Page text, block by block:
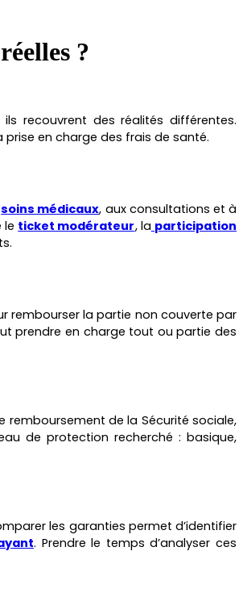
?
recouvrent des réalités différentes.
en charge des frais de santé.
soins médicaux, aux consultations et à
le ticket modérateur, la participation
rembourser la partie non couverte par
prendre en charge tout ou partie des
remboursement de la Sécurité sociale,
de protection recherché : basique,
les garanties permet d’identifier
. Prendre le temps d’analyser ces